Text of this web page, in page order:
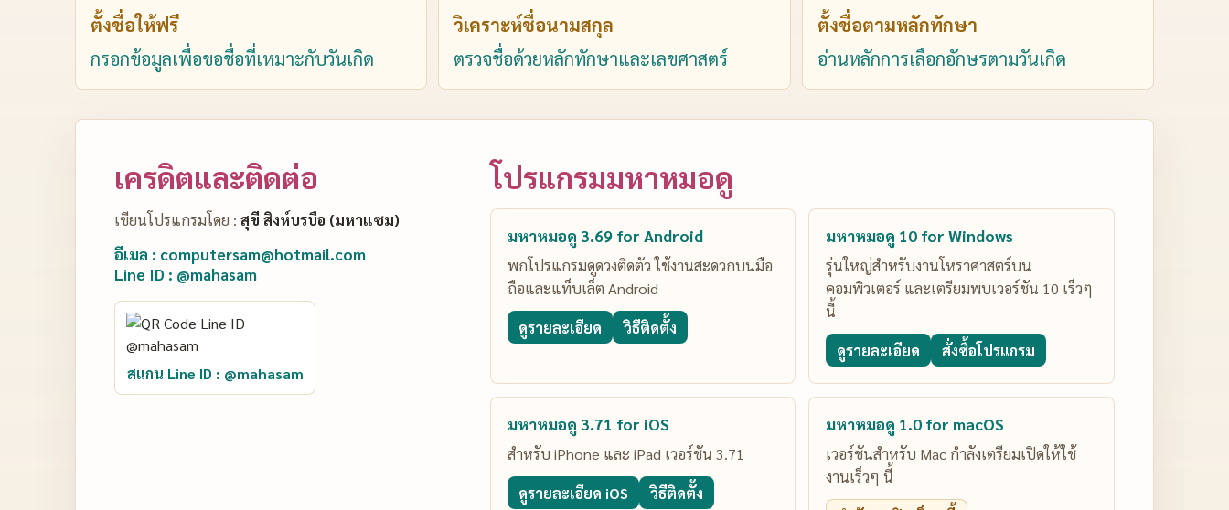
ตั้งชื่อให้ฟรี
กรอกข้อมูลเพื่อขอชื่อที่เหมาะกับวันเกิด
วิเคราะห์ชื่อนามสกุล
ตรวจชื่อด้วยหลักทักษาและเลขศาสตร์
ตั้งชื่อตามหลักทักษา
อ่านหลักการเลือกอักษรตามวันเกิด
เครดิตและติดต่อ
เขียนโปรแกรมโดย : สุขี สิงห์บรบือ (มหาแซม)
อีเมล : computersam@hotmail.com
Line ID : @mahasam
สแกน Line ID : @mahasam
โปรแกรมมหาหมอดู
มหาหมอดู 3.69 for Android
พกโปรแกรมดูดวงติดตัว ใช้งานสะดวกบนมือ
ถือและแท็บเล็ต Android
ดูรายละเอียด วิธีติดตั้ง
มหาหมอดู 10 for Windows
รุ่นใหญ่สำหรับงานโหราศาสตร์บน
คอมพิวเตอร์ และเตรียมพบเวอร์ชัน 10 เร็วๆ
นี้
ดูรายละเอียด สั่งซื้อโปรแกรม
มหาหมอดู 3.71 for iOS
สำหรับ iPhone และ iPad เวอร์ชัน 3.71
ดูรายละเอียด iOS วิธีติดตั้ง
มหาหมอดู 1.0 for macOS
เวอร์ชันสำหรับ Mac กำลังเตรียมเปิดให้ใช้
งานเร็วๆ นี้